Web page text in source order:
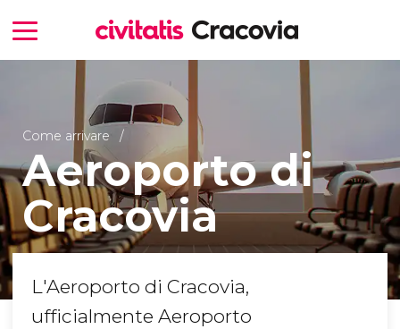
Come arrivare
Aeroporto di
Cracovia
L'Aeroporto di Cracovia,
ufficialmente Aeroporto